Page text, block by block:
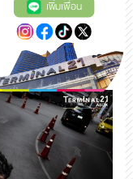
เพิ่มเพื่อน